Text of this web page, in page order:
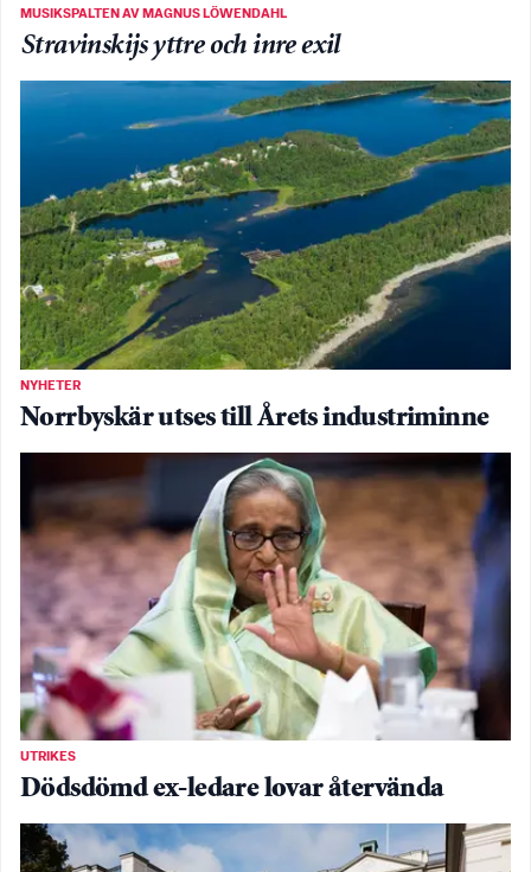
MUSIKSPALTEN AV MAGNUS LÖWENDAHL
Stravinskijs yttre och inre exil
NYHETER
Norrbyskär utses till Årets industriminne
UTRIKES
Dödsdömd ex-ledare lovar återvända